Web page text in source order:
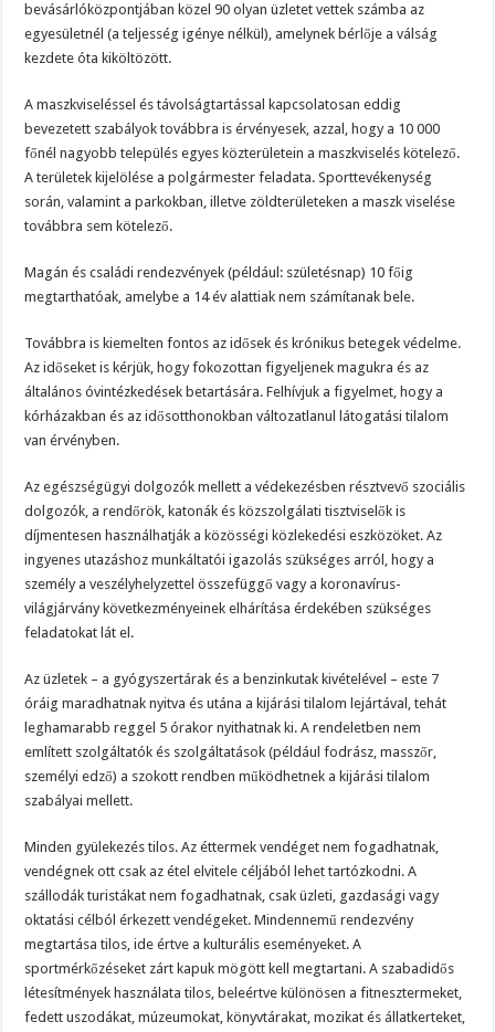
bevásárlóközpontjában közel 90 olyan üzletet vettek számba az
egyesületnél (a teljesség igénye nélkül), amelynek bérlője a válság
kezdete óta kiköltözött.
A maszkviseléssel és távolságtartással kapcsolatosan eddig
bevezetett szabályok továbbra is érvényesek, azzal, hogy a 10 000
főnél nagyobb település egyes közterületein a maszkviselés kötelező.
A területek kijelölése a polgármester feladata. Sporttevékenység
során, valamint a parkokban, illetve zöldterületeken a maszk viselése
továbbra sem kötelező.
Magán és családi rendezvények (például: születésnap) 10 főig
megtarthatóak, amelybe a 14 év alattiak nem számítanak bele.
Továbbra is kiemelten fontos az idősek és krónikus betegek védelme.
Az időseket is kérjük, hogy fokozottan figyeljenek magukra és az
általános óvintézkedések betartására. Felhívjuk a figyelmet, hogy a
kórházakban és az idősotthonokban változatlanul látogatási tilalom
van érvényben.
Az egészségügyi dolgozók mellett a védekezésben résztvevő szociális
dolgozók, a rendőrök, katonák és közszolgálati tisztviselők is
díjmentesen használhatják a közösségi közlekedési eszközöket. Az
ingyenes utazáshoz munkáltatói igazolás szükséges arról, hogy a
személy a veszélyhelyzettel összefüggő vagy a koronavírus-
világjárvány következményeinek elhárítása érdekében szükséges
feladatokat lát el.
Az üzletek – a gyógyszertárak és a benzinkutak kivételével – este 7
óráig maradhatnak nyitva és utána a kijárási tilalom lejártával, tehát
leghamarabb reggel 5 órakor nyithatnak ki. A rendeletben nem
említett szolgáltatók és szolgáltatások (például fodrász, masszőr,
személyi edző) a szokott rendben működhetnek a kijárási tilalom
szabályai mellett.
Minden gyülekezés tilos. Az éttermek vendéget nem fogadhatnak,
vendégnek ott csak az étel elvitele céljából lehet tartózkodni. A
szállodák turistákat nem fogadhatnak, csak üzleti, gazdasági vagy
oktatási célból érkezett vendégeket. Mindennemű rendezvény
megtartása tilos, ide értve a kulturális eseményeket. A
sportmérkőzéseket zárt kapuk mögött kell megtartani. A szabadidős
létesítmények használata tilos, beleértve különösen a fitnesztermeket,
fedett uszodákat, múzeumokat, könyvtárakat, mozikat és állatkerteket,